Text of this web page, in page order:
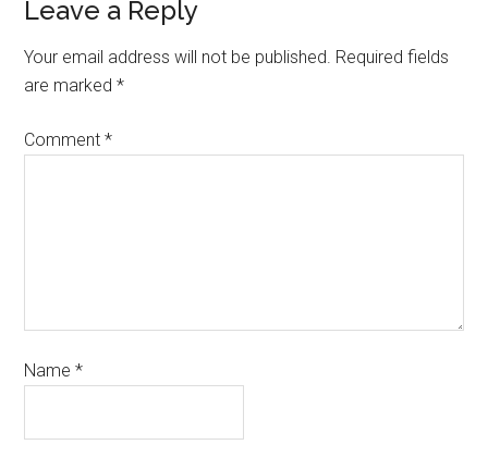
Leave a Reply
Your email address will not be published. Required fields
are marked*
Comment*
Name*